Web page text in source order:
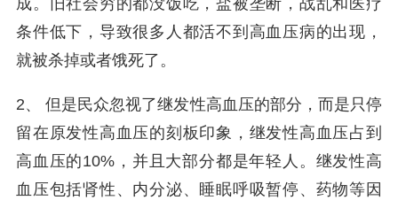
成。旧社会穷的都没饭吃，盐被垄断，战乱和医疗
条件低下，导致很多人都活不到高血压病的出现，
就被杀掉或者饿死了。
2、 但是民众忽视了继发性高血压的部分，而是只停
留在原发性高血压的刻板印象，继发性高血压占到
高血压的10%，并且大部分都是年轻人。继发性高
血压包括肾性、内分泌、睡眠呼吸暂停、药物等因